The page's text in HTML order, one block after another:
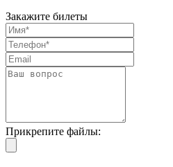
Закажите билеты
Прикрепите файлы: